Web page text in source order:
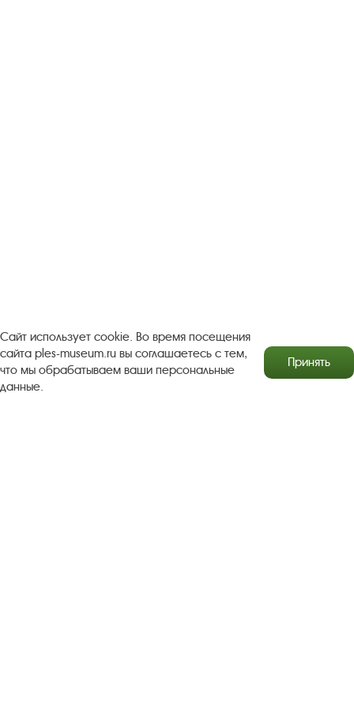
Антикоррупционная деятельность
Сайт использует cookie. Во время посещения
сайта ples-museum.ru вы соглашаетесь с тем,
что мы обрабатываем ваши персональные
данные.
Принять